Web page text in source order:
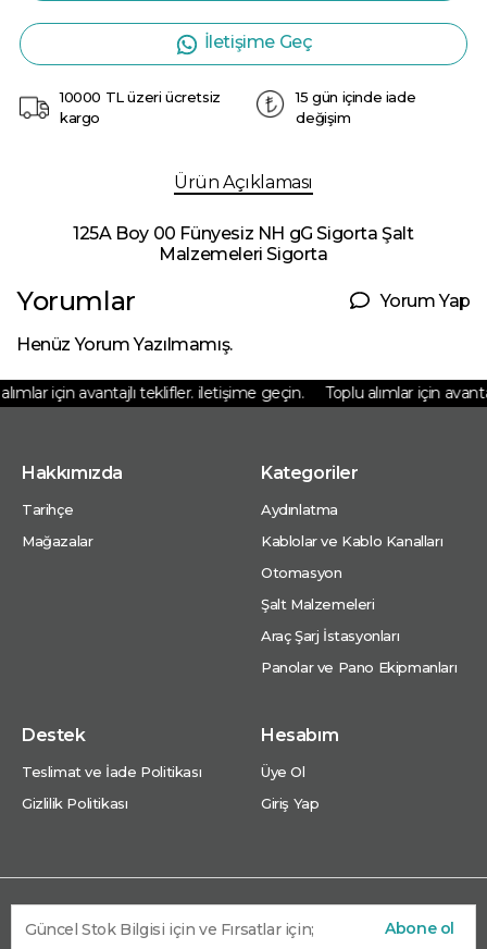
İletişime Geç
10000 TL üzeri ücretsiz
kargo
15 gün içinde iade
değişim
Ürün Açıklaması
125A Boy 00 Fünyesiz NH gG Sigorta Şalt
Malzemeleri Sigorta
Yorumlar Yorum Yap
Henüz Yorum Yazılmamış.
için avantajlı teklifler. iletişime geçin. Toplu alımlar için
Hakkımızda
Tarihçe
Mağazalar
Kategoriler
Aydınlatma
Kablolar ve Kablo Kanalları
Otomasyon
Şalt Malzemeleri
Araç Şarj İstasyonları
Panolar ve Pano Ekipmanları
Destek
Teslimat ve İade Politikası
Gizlilik Politikası
Hesabım
Üye Ol
Giriş Yap
Abone ol